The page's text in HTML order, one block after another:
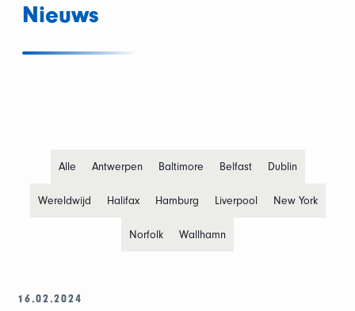
Nieuws
Alle Antwerpen Baltimore Belfast Dublin
Wereldwijd Halifax Hamburg Liverpool New York
Norfolk Wallhamn
16.02.2024